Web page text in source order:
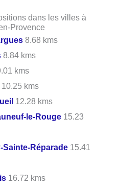
dans les villes à
Provence
8.68 kms
8.84 kms
kms
10.25 kms
12.28 kms
le-Rouge 15.23
Sainte-Réparade 15.41
16.72 kms